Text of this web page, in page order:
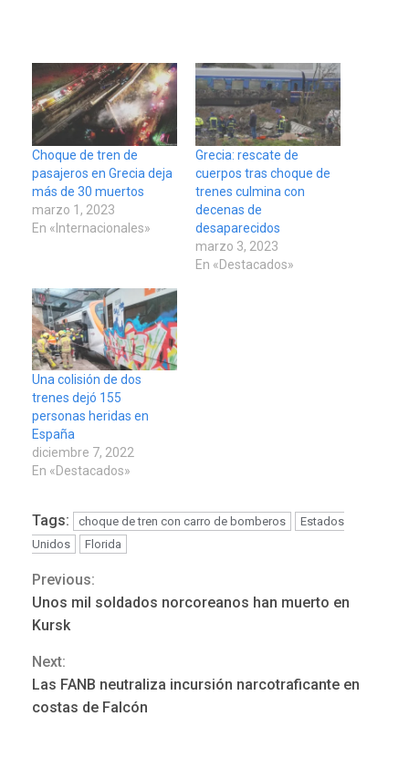
Choque de tren de
pasajeros en Grecia deja
más de 30 muertos
marzo 1, 2023
En «Internacionales»
Grecia: rescate de
cuerpos tras choque de
trenes culmina con
decenas de
desaparecidos
marzo 3, 2023
En «Destacados»
Una colisión de dos
trenes dejó 155
personas heridas en
España
diciembre 7, 2022
En «Destacados»
Tags: choque de tren con carro de bomberos
Estados
Unidos
Florida
Continue
Reading
Previous:
Unos mil soldados norcoreanos han muerto en
Kursk
Next:
Las FANB neutraliza incursión narcotraficante en
costas de Falcón
GUERRA EN EL MUNDO
TITULARES